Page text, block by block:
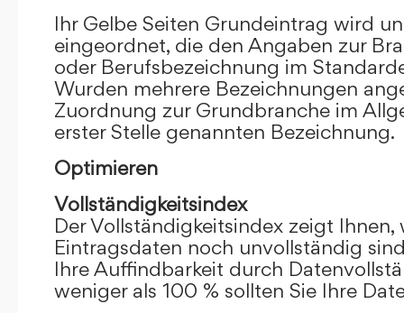
Ihr Gelbe Seiten Grundeintrag wird
eingeordnet, die den Angaben zur
oder Berufsbezeichnung im
Wurden mehrere Bezeichnungen
Zuordnung zur Grundbranche im
erster Stelle genannten Bezeichnung.
Optimieren
Vollständigkeitsindex
Der Vollständigkeitsindex zeigt
Eintragsdaten noch unvollständig
Ihre Auffindbarkeit durch
weniger als 100 % sollten Sie Ihre